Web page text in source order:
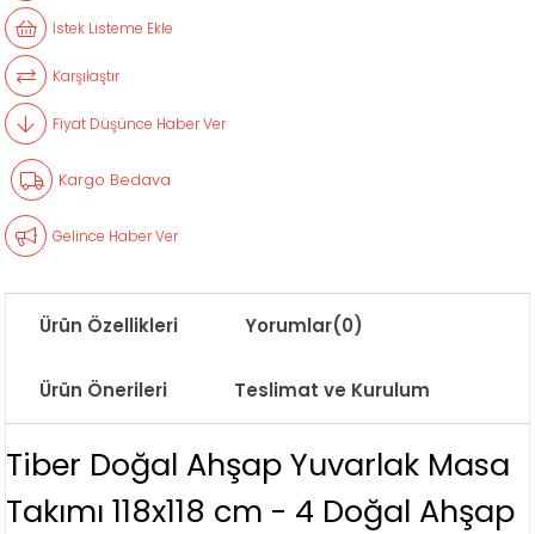
İstek Listeme Ekle
Karşılaştır
Fiyat Düşünce Haber Ver
Kargo Bedava
Gelince Haber Ver
Ürün Özellikleri Yorumlar(0)
Ürün Önerileri Teslimat ve Kurulum
Tiber Doğal Ahşap Yuvarlak Masa
Takımı 118x118 cm - 4 Doğal Ahşap